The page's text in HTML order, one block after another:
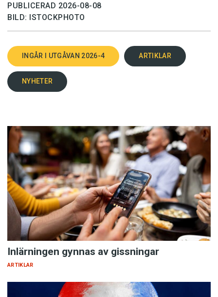
PUBLICERAD 2026-08-08
BILD: ISTOCKPHOTO
INGÅR I UTGÅVAN 2026-4 ARTIKLAR
NYHETER
Inlärningen gynnas av gissningar
ARTIKLAR